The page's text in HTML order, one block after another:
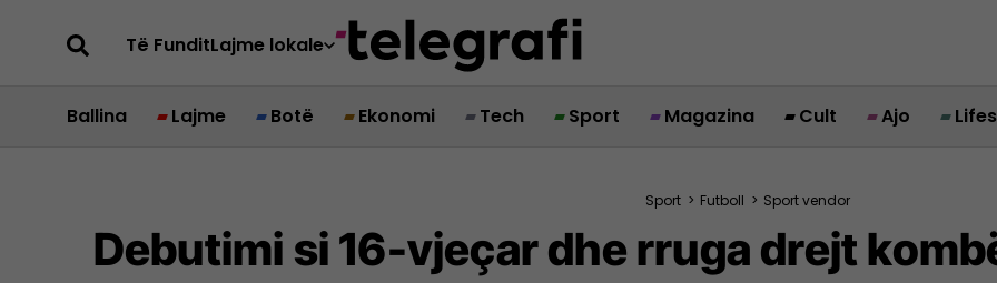
Të FunditLajme lokale
Ballina Lajme Botë Ekonomi Tech Sport Magazina Cult Ajo
Sport > Futboll > Sport vendor
Debutimi si 16-vjeçar dhe rruga drejt